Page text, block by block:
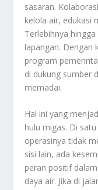
sasaran.
kelola air, edukasi
Terlebihnya
lapangan. Dengan
program
di dukung sumber
memadai.
Hal ini yang
hulu migas. Di
operasinya tidak
sisi lain, ada
peran positif
daya air. Jika di